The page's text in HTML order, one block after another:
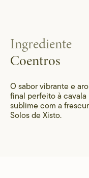
Ingrediente
Coentros
O sabor vibrante e
final perfeito à cavala
sublime com a
Solos de Xisto.